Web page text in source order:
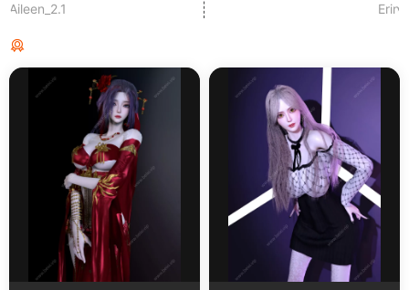
Aileen_2.1 Erin